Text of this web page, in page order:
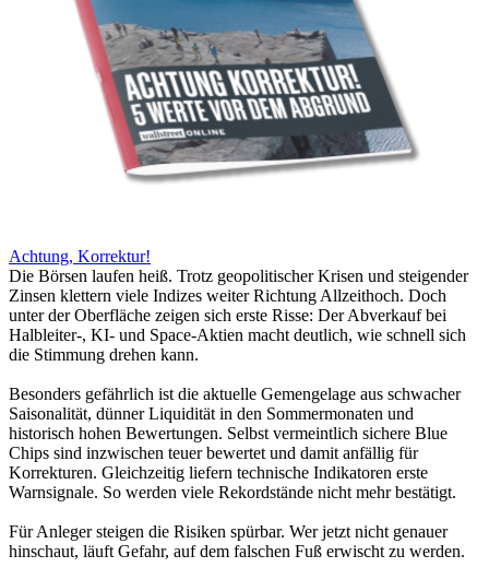
Achtung, Korrektur!
Die Börsen laufen heiß. Trotz geopolitischer Krisen und steigender
Zinsen klettern viele Indizes weiter Richtung Allzeithoch. Doch
unter der Oberfläche zeigen sich erste Risse: Der Abverkauf bei
Halbleiter-, KI- und Space-Aktien macht deutlich, wie schnell sich
die Stimmung drehen kann.
Besonders gefährlich ist die aktuelle Gemengelage aus schwacher
Saisonalität, dünner Liquidität in den Sommermonaten und
historisch hohen Bewertungen. Selbst vermeintlich sichere Blue
Chips sind inzwischen teuer bewertet und damit anfällig für
Korrekturen. Gleichzeitig liefern technische Indikatoren erste
Warnsignale. So werden viele Rekordstände nicht mehr bestätigt.
Für Anleger steigen die Risiken spürbar. Wer jetzt nicht genauer
hinschaut, läuft Gefahr, auf dem falschen Fuß erwischt zu werden.